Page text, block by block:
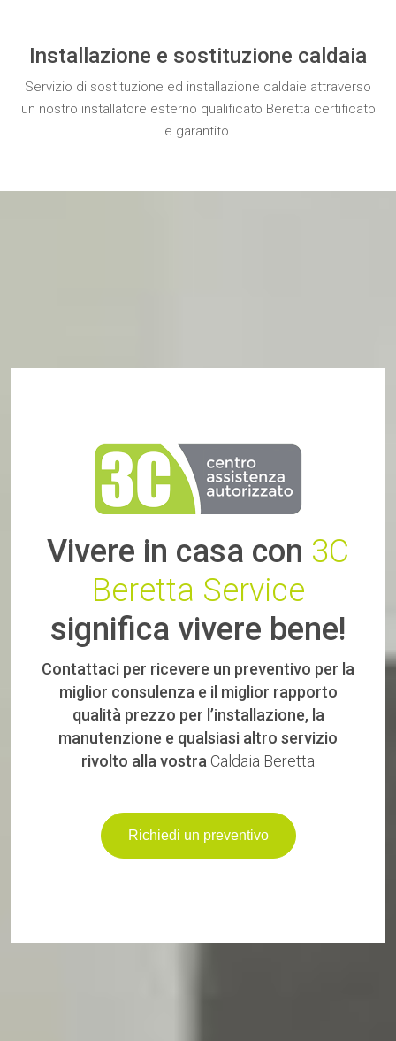
Installazione e sostituzione caldaia
Servizio di sostituzione ed installazione caldaie attraverso
un nostro installatore esterno qualificato Beretta certificato
e garantito.
Vivere in casa con 3C
Beretta Service
significa vivere bene!
Contattaci per ricevere un preventivo per la
miglior consulenza e il miglior rapporto
qualità prezzo per l’installazione, la
manutenzione e qualsiasi altro servizio
rivolto alla vostra Caldaia Beretta
Richiedi un preventivo